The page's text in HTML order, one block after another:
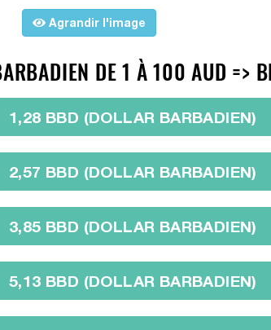
Agrandir l'image
DE 1 À 100 AUD =>
1,28 BBD (DOLLAR BARBADIEN)
2,57 BBD (DOLLAR BARBADIEN)
3,85 BBD (DOLLAR BARBADIEN)
5,13 BBD (DOLLAR BARBADIEN)